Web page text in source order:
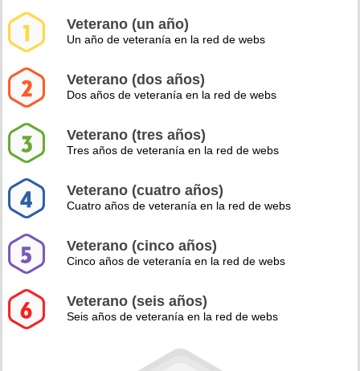
Veterano (un año)
Un año de veteranía en la red de webs
Veterano (dos años)
Dos años de veteranía en la red de webs
Veterano (tres años)
Tres años de veteranía en la red de webs
Veterano (cuatro años)
Cuatro años de veteranía en la red de webs
Veterano (cinco años)
Cinco años de veteranía en la red de webs
Veterano (seis años)
Seis años de veteranía en la red de webs